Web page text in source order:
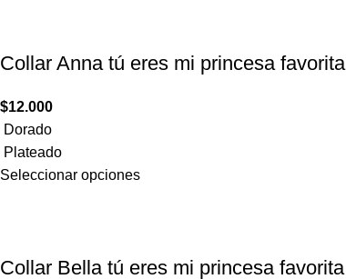
Collar Anna tú eres mi princesa ​favorita
$12.000
Dorado
Plateado
Seleccionar opciones
Collar Bella tú eres mi princesa ​favorita